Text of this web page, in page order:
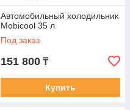
Автомобильный холодильник
Mobicool 35 л
Под заказ
151 800 ₸
Купить